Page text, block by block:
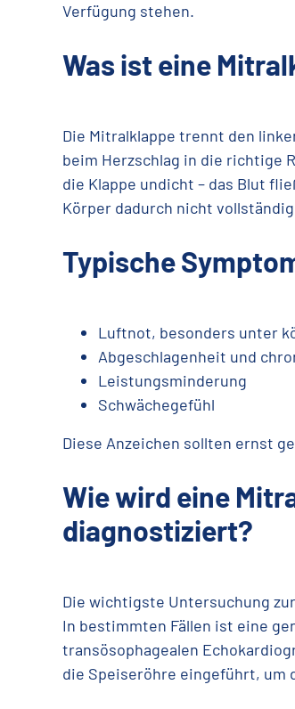
Verfügung stehen.
Was ist eine
Die Mitralklappe trennt den
beim Herzschlag in die richtige
die Klappe undicht – das Blut
Körper dadurch nicht
Typische
Luftnot, besonders unter
Abgeschlagenheit und
Leistungsminderung
Schwächegefühl
Diese Anzeichen sollten ernst
Wie wird eine
diagnostiziert?
Die wichtigste Untersuchung
In bestimmten Fällen ist eine
transösophagealen
die Speiseröhre eingeführt, um